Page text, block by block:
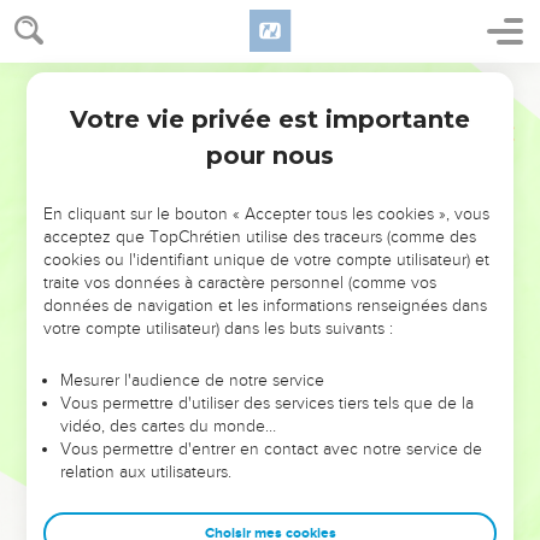
NE MANQUEZ PAS L’ÉVÉNEMENT
DE L’ANNÉE !
ET SI LEURS ERREURS POUVAIENT VOUS ÉVITER LES
VOTRES ?
leur foi ou leur vision. Mais on voit moins les doutes, les erreurs
et les saisons difficiles qu'ils ont traversés, alors même que ce
sont elles qui les ont façonnés.
Dans cette conférence, leaders, entrepreneurs, et responsables
clés pour avancer avec plus de sagesse afin que leurs erreurs
Votre vie privée est importante
pour nous
En cliquant sur le bouton « Accepter tous les cookies », vous
acceptez que TopChrétien utilise des traceurs (comme des
cookies ou l'identifiant unique de votre compte utilisateur) et
traite vos données à caractère personnel (comme vos
données de navigation et les informations renseignées dans
votre compte utilisateur) dans les buts suivants :
Mesurer l'audience de notre service
Vous permettre d'utiliser des services tiers tels que de la
vidéo, des cartes du monde…
Vous permettre d'entrer en contact avec notre service de
relation aux utilisateurs.
Choisir mes cookies